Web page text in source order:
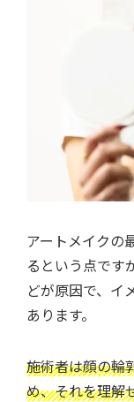
アートメイクの
るという点です
どが原因で、イ
あります。
施術者は顔の輪
め、それを理解